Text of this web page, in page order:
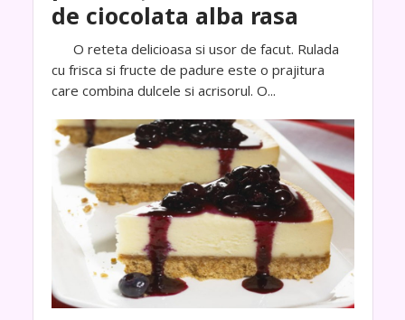
de ciocolata alba rasa
O reteta delicioasa si usor de facut. Rulada
cu frisca si fructe de padure este o prajitura
care combina dulcele si acrisorul. O...